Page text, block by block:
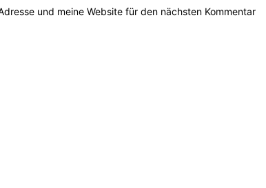
und meine Website für den nächsten Kommentar